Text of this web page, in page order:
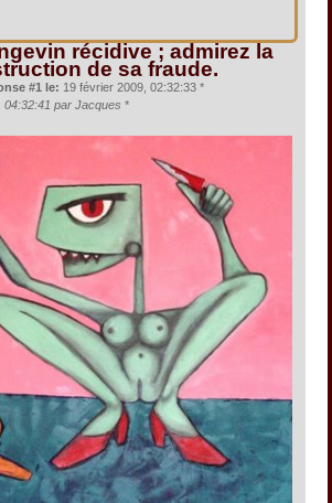
récidive ; admirez la
de sa fraude.
#1 le: 19 février 2009, 02:32:33 *
04:32:41 par Jacques *